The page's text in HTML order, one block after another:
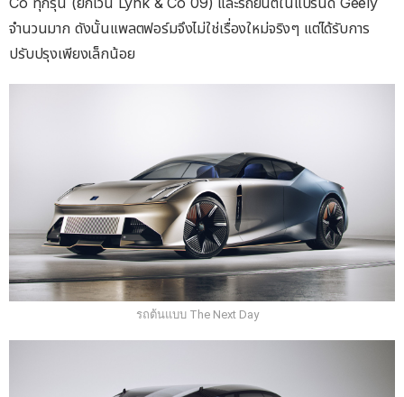
จำนวนมาก ดังนั้นแพลตฟอร์มจึงไม่ใช่เรื่องใหม่จริงๆ แต่ได้รับการ
ปรับปรุงเพียงเล็กน้อย
รถต้นแบบ The Next Day